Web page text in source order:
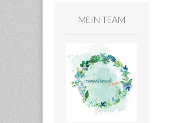
MEIN TEAM